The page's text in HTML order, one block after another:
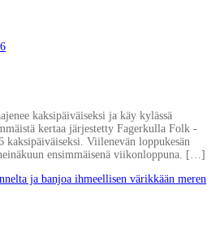
kaksipäiväiseksi ja käy kylässä
kertaa järjestetty Fagerkulla Folk -
kaksipäiväiseksi. Viilenevän loppukesän
ensimmäisenä viikonloppuna. […]